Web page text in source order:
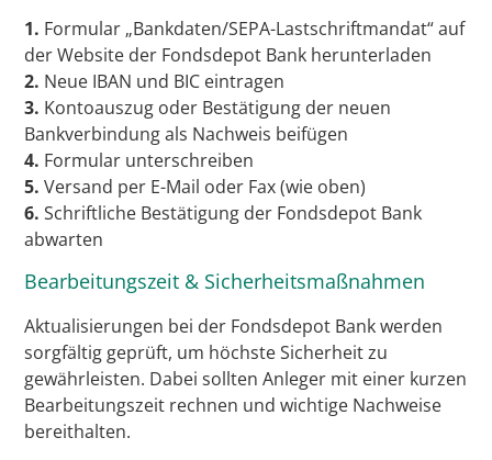
1. Formular „Bankdaten/SEPA-Lastschriftmandat“ auf
der Website der Fondsdepot Bank herunterladen
2. Neue IBAN und BIC eintragen
3. Kontoauszug oder Bestätigung der neuen
Bankverbindung als Nachweis beifügen
4. Formular unterschreiben
5. Versand per E-Mail oder Fax (wie oben)
6. Schriftliche Bestätigung der Fondsdepot Bank
abwarten
Bearbeitungszeit & Sicherheitsmaßnahmen
Aktualisierungen bei der Fondsdepot Bank werden
sorgfältig geprüft, um höchste Sicherheit zu
gewährleisten. Dabei sollten Anleger mit einer kurzen
Bearbeitungszeit rechnen und wichtige Nachweise
bereithalten.